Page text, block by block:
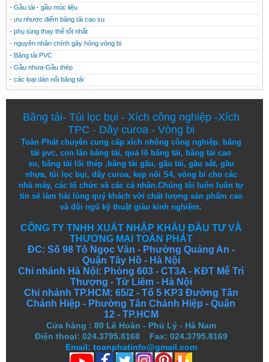
- Gầu tải - gầu múc liệu
- ưu nhược điểm băng tải cao su
- phụ tùng thay thế tốt nhất
- nguyên nhân chính gây hỏng vòng bi
- Băng tải PVC
- Gầu nhưa-Gầu thép
- các loại dán nối băng tải
Băng tải- Túi lọc bụi - Xích công nghiệp-Xích
TPC - Dây curoa- Vòng bi
Toàn Phát chuyên cung cấp xích nhông công nghiệp, băng
tải pvc,con lăn băng tải,quả lô băng tải, băng tải cao
su, băng tải lõi thép, băng tải gầu, gầu tải, gầu sắt, gầu
nhựa, túi lọc bụi, dây curoa, kẹp nối S4, vòng bi cho các
nhà máy, các tổ chức và các cá nhân.Chúng tôi luôn luôn tự
tin sẽ làm hài lòng quý khách với chất lượng sảnphẩm cao
vàđội ngũ kỹ thuậtgiàu kinh nghiệm.
CÔNG TY TNHH XUẤT NHẬP KHẨU ĐẦU TƯ VÀ
THƯƠNG MẠI TOÀN PHÁT
ĐC: Số 98 Tô Ngọc Vân - Phường Quảng An -
Quận Tây Hồ - Hà Nội
Chi nhánh Hà Nội: Phòng 603 - CT3A - KĐT Mễ Trì
Thượng - Từ Liêm - Hà Nội
Chi nhánh TP.HCM: 65/2 - Tổ 5 KP3 Đường Tân
Chánh Hiệp - Phường Tân Chánh Hiệp - Quận
12 - TP.HCM
Cửa hàng : 80 Lê Hoàn - Phủ Lý - Hà Nam
Điện thoại: 024.3795.8168 Fax: 024.3795.8169
Email: toanphatinfo@gmail.com